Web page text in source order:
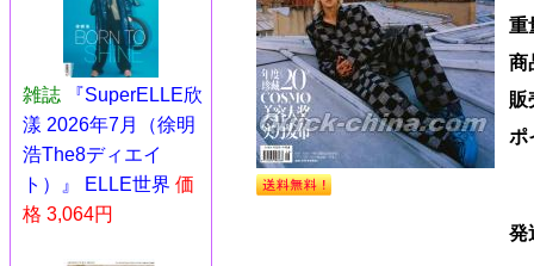
雑誌
『SuperELLE欣
漾 2026年7月（徐明
浩The8ディエイ
ト）』 ELLE世界 価
格 3,064円
重
商
販
ポ
発